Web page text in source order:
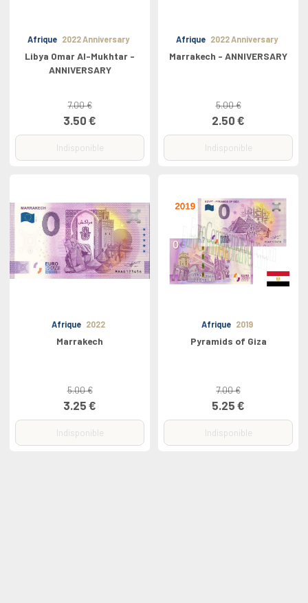
Afrique 2022 Anniversary
Libya Omar Al-Mukhtar -
ANNIVERSARY
7.00 €
3.50 €
Indisponible
Afrique 2022 Anniversary
Marrakech - ANNIVERSARY
5.00 €
2.50 €
Indisponible
Afrique 2022
Marrakech
5.00 €
3.25 €
Indisponible
Afrique 2019
Pyramids of Giza
7.00 €
5.25 €
Indisponible